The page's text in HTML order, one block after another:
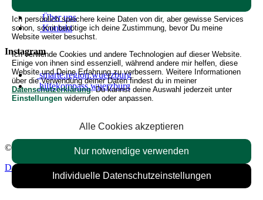
Ich persönlich speichere keine Daten von dir, aber gewisse Services
schon, somit benötige ich deine Zustimmung, bevor Du meine
Website weiter besuchst.
Ich verwende Cookies und andere Technologien auf dieser Website.
Einige von ihnen sind essenziell, während andere mir helfen, diese
Website und Deine Erfahrung zu verbessern. Weitere Informationen
über die Verwendung deiner Daten findest du in meiner
Datenschutzerklärung. Du kannst deine Auswahl jederzeit unter
Einstellungen widerrufen oder anpassen.
Alle Cookies akzeptieren
Nur notwendige verwenden
Individuelle Datenschutzeinstellungen
Über uns
Kontakt
Instagram
smarte.region.wuerzburg
hilfekompass.wuerzburg
© 2026 Hilfekompass Region Würzburg.Alle Rechte vorbehalten.
Datenschutzerklärung